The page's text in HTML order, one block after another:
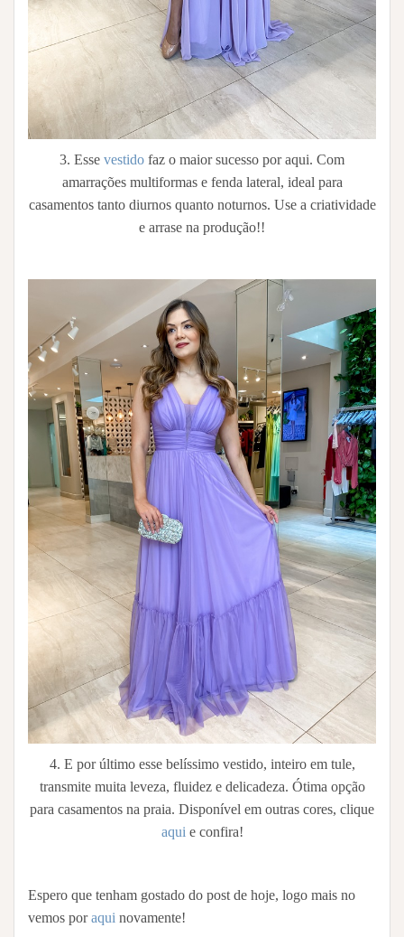
3. Esse vestido faz o maior sucesso por aqui. Com
amarrações multiformas e fenda lateral, ideal para
casamentos tanto diurnos quanto noturnos. Use a criatividade
e arrase na produção!!
4. E por último esse belíssimo vestido, inteiro em tule,
transmite muita leveza, fluidez e delicadeza. Ótima opção
para casamentos na praia. Disponível em outras cores, clique
aqui e confira!
Espero que tenham gostado do post de hoje, logo mais no
vemos poraqui novamente!